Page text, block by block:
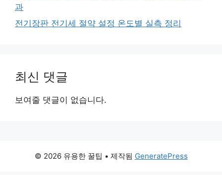
과
전기장판 전기세 절약 설정 온도별 실측 정리
최신 댓글
보여줄 댓글이 없습니다.
© 2026 유용한 꿀팁 • 제작됨 GeneratePress